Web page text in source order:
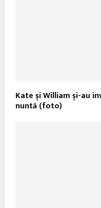
Kate și William și-au
nuntă (foto)